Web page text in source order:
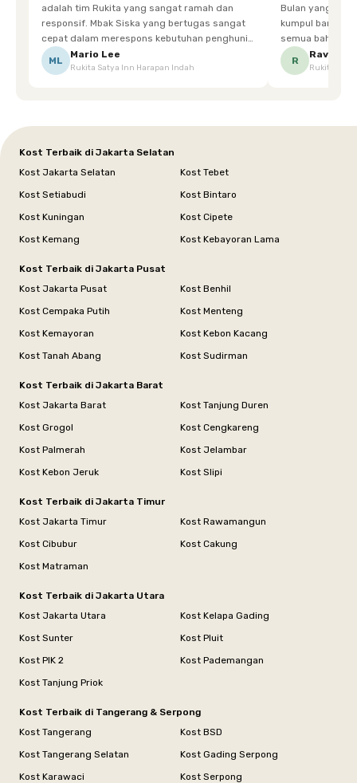
adalah tim Rukita yang sangat ramah dan
responsif. Mbak Siska yang bertugas sangat
cepat dalam merespons kebutuhan penghuni.
Ketika saya meminta keset karena sempat
terpeleset, permintaan tersebut langsung
ML
Mario Lee
Rukita Satya Inn Harapan Indah
Bulan yang super happy! banyak
kumpul bareng
semua bahagia
mgkn saran dari air aja & kebersihan lebih di
R
Ravena
Rukita
Kost Terbaik di Jakarta Selatan
Kost Jakarta Selatan
Kost Tebet
Kost Setiabudi
Kost Bintaro
Kost Kuningan
Kost Cipete
Kost Kemang
Kost Kebayoran Lama
Kost Terbaik di Jakarta Pusat
Kost Jakarta Pusat
Kost Benhil
Kost Cempaka Putih
Kost Menteng
Kost Kemayoran
Kost Kebon Kacang
Kost Tanah Abang
Kost Sudirman
Kost Terbaik di Jakarta Barat
Kost Jakarta Barat
Kost Tanjung Duren
Kost Grogol
Kost Cengkareng
Kost Palmerah
Kost Jelambar
Kost Kebon Jeruk
Kost Slipi
Kost Terbaik di Jakarta Timur
Kost Jakarta Timur
Kost Rawamangun
Kost Cibubur
Kost Cakung
Kost Matraman
Kost Terbaik di Jakarta Utara
Kost Jakarta Utara
Kost Kelapa Gading
Kost Sunter
Kost Pluit
Kost PIK 2
Kost Pademangan
Kost Tanjung Priok
Kost Terbaik di Tangerang & Serpong
Kost Tangerang
Kost BSD
Kost Tangerang Selatan
Kost Gading Serpong
Kost Karawaci
Kost Serpong